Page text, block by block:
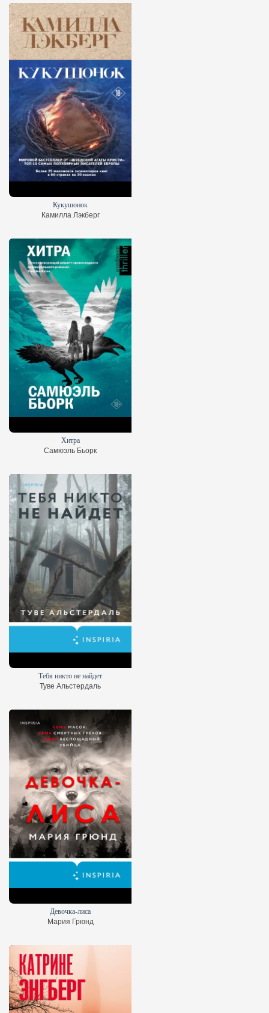
Кукушонок
Камилла Лэкберг
Хитра
Самюэль Бьорк
Тебя никто не найдет
Туве Альстердаль
Девочка-лиса
Мария Грюнд